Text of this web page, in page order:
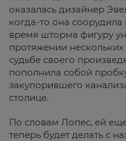
оказалась дизайнер
когда-то она
время шторма фигуру
протяжении
судьбе своего
пополнила собой
закупорившего
столице.
По словам Лопес, ей
теперь будет делать с